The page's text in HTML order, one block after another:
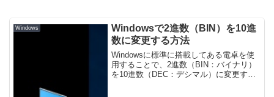
Windows
Windowsで2進数（BIN）を10進
数に変更する方法
Windowsに標準に搭載してある電卓を使
用することで、2進数（BIN：バイナリ）
を10進数（DEC：デシマル）に変更する